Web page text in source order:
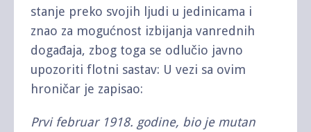
stanje preko svojih ljudi u jedinicama i
znao za mogućnost izbijanja vanrednih
događaja, zbog toga se odlučio javno
upozoriti flotni sastav: U vezi sa ovim
hroničar je zapisao:
Prvi februar 1918. godine, bio je mutan